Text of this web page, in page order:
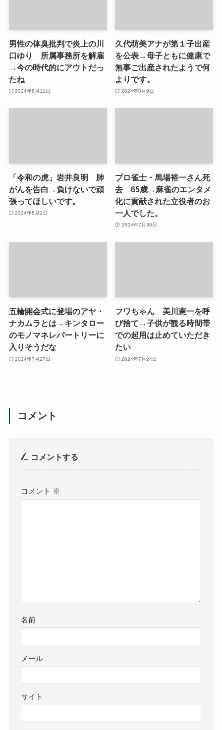
男性の体臭批判で炎上の川
口ゆり 所属事務所を解雇
→今の時代的にアウトだっ
たね
2024年8月11日
久代萌美アナが第１子出産
を公表→母子ともに健康で
無事ご出産されたようで何
よりです。
2024年8月9日
「令和の虎」岩井良明 肺
がんを告白→負けないで頑
張ってほしいです。
2024年8月2日
プロ雀士・馬場裕一さん死
去 65歳→麻雀のエンタメ
化に貢献された立役者のお
一人でした。
2024年7月30日
五輪開会式に登場のアヤ・
ナカムラとは→キンタロー
のモノマネレパートリーに
入りそうだな
2024年7月27日
フワちゃん 美川憲一を呼
び捨て→子供が観る時間帯
での起用は止めていただき
たい
2024年7月24日
コメント
コメントする
コメント ※
名前
メール
サイト